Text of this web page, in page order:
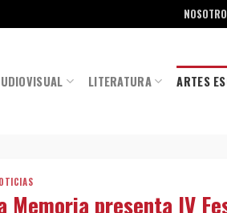
LITERATURA ARTES
Memoria presenta IV